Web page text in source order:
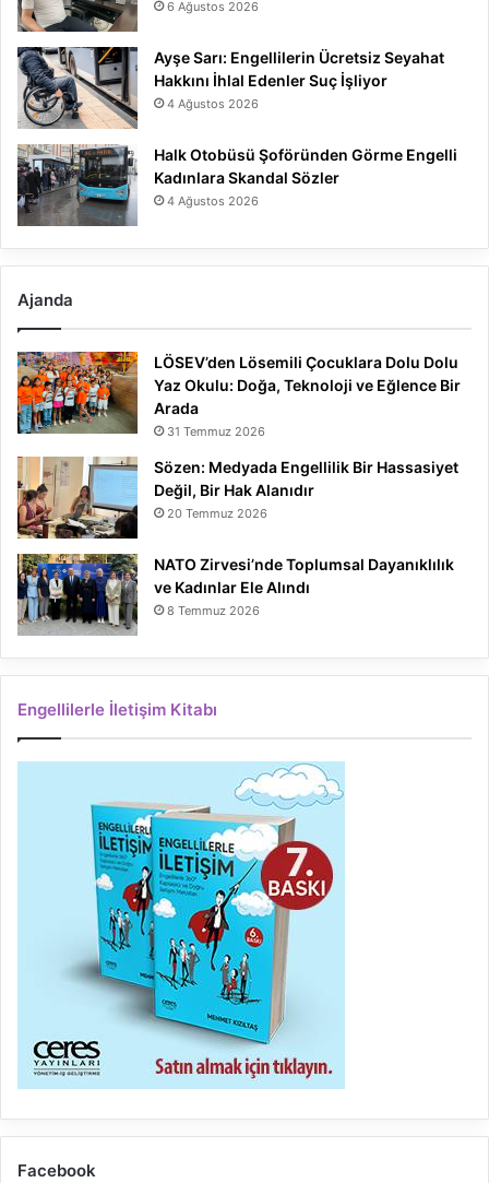
6 Ağustos 2026
Ayşe Sarı: Engellilerin Ücretsiz Seyahat
Hakkını İhlal Edenler Suç İşliyor
4 Ağustos 2026
Halk Otobüsü Şoföründen Görme Engelli
Kadınlara Skandal Sözler
4 Ağustos 2026
Ajanda
LÖSEV’den Lösemili Çocuklara Dolu Dolu
Yaz Okulu: Doğa, Teknoloji ve Eğlence Bir
Arada
31 Temmuz 2026
Sözen: Medyada Engellilik Bir Hassasiyet
Değil, Bir Hak Alanıdır
20 Temmuz 2026
NATO Zirvesi’nde Toplumsal Dayanıklılık
ve Kadınlar Ele Alındı
8 Temmuz 2026
Engellilerle İletişim Kitabı
Facebook